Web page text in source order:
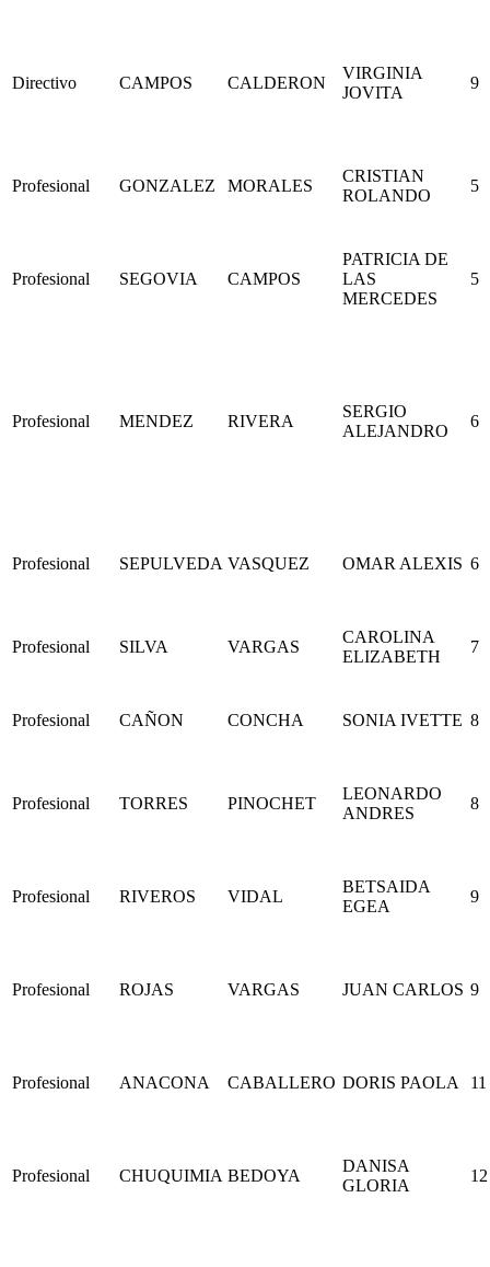
Directivo CAMPOS CALDERON
VIRGINIA
JOVITA
9
Profesional GONZALEZ MORALES
CRISTIAN
ROLANDO
5
Profesional SEGOVIA CAMPOS
PATRICIA DE
LAS
MERCEDES
5
Profesional MENDEZ RIVERA
SERGIO
ALEJANDRO
6
Profesional SEPULVEDA VASQUEZ OMAR ALEXIS 6
Profesional SILVA VARGAS
CAROLINA
ELIZABETH
7
Profesional CAÑON CONCHA SONIA IVETTE 8
Profesional TORRES PINOCHET
LEONARDO
ANDRES
8
Profesional RIVEROS VIDAL
BETSAIDA
EGEA
9
Profesional ROJAS VARGAS JUAN CARLOS 9
Profesional ANACONA CABALLERO DORIS PAOLA 11
Profesional CHUQUIMIA BEDOYA
DANISA
GLORIA
12